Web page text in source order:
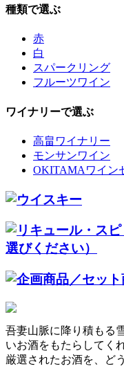
種類で選ぶ
赤
白
スパークリング
フルーツワイン
ワイナリーで選ぶ
高畠ワイナリー
モンサンワイン
OKITAMAワイン
吾妻山脈に降り積もる
いお酒をもたらしてく
厳選されたお酒を、ど